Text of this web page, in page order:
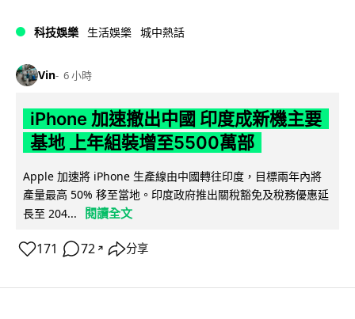
科技娛樂 生活娛樂 城中熱話
Vin 6 小時
iPhone 加速撤出中國 印度成新機主要
基地 上年組裝增至5500萬部
Apple 加速將 iPhone 生產線由中國轉往印度，目標兩年內將
產量最高 50% 移至當地。印度政府推出關稅豁免及稅務優惠延
長至 204...
閱讀全文
171 72 ↗ 分享